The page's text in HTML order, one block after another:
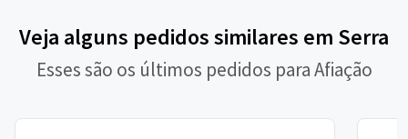
Veja alguns pedidos similares em Serra
Esses são os últimos pedidos para Afiação